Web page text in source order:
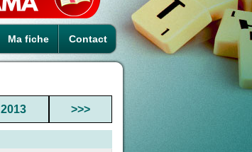
Ma fiche Contact
2013 >>>